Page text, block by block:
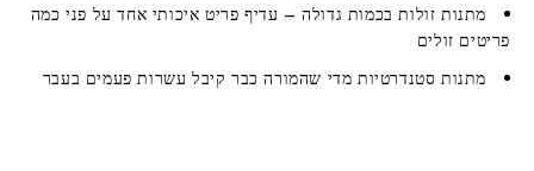
מתנות זולות בכמות גדולה– עדיף פריט איכותי אחד על פני כמה
פריטים זולים
מתנות סטנדרטיות מדי שהמורה כבר קיבל עשרות פעמים בעבר